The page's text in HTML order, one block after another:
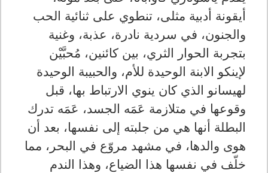
أيقونة أدبية مثلى، تنطوي على ثنائية الحب
والجنون، في سردية نادرة، عذبة، وغنية
بتجربة الحوار الثري، بين كائنين، مُحبَّيْن
لإينكو الابنة الوحيدة للأم، والحبيبة الوحيدة
لهيسانو الذي كان ينوي الارتباط بها، قبل
وقوعها في متلازمة عَمَه الجسد، عَمَه تدرك
البطلة أنها هي من جلبته إلى نفسها، بعد أن
هوى والدها، في مشهد مروّع في البحر، مما
خلّف في نفسها هذا الضياع، وهذا الندم